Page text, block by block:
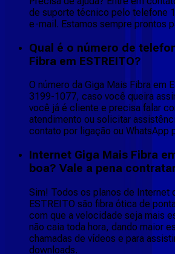
de suporte técnico pelo telefone
e-mail. Estamos sempre prontos
Qual é o número de
Fibra em ESTREITO?
O número da Giga Mais Fibra em
3199-1077, caso você queira
você já é cliente e precisa falar
atendimento ou solicitar
contato por ligação ou WhatsApp
Internet Giga Mais Fibra
boa? Vale a pena
Sim! Todos os planos de Internet
ESTREITO são fibra ótica de
com que a velocidade seja mais
não caia toda hora, dando maior
chamadas de vídeos e para
downloads.